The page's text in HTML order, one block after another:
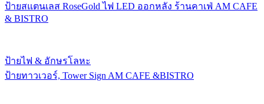
ป้ายสแตนเลส RoseGold ไฟ LED ออกหลัง ร้านคาเฟ่ AM CAFE
& BISTRO
ป้ายไฟ & อักษรโลหะ
ป้ายทาวเวอร์, Tower Sign AM CAFE &BISTRO